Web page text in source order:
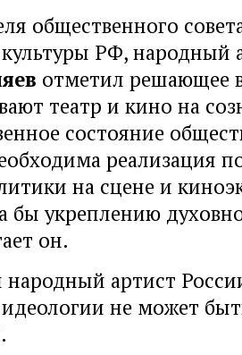
общественного
РФ, народный
отметил решающее
театр и кино на
состояние
реализация
на сцене и
бы укреплению
он.
народный артист
идеологии не может